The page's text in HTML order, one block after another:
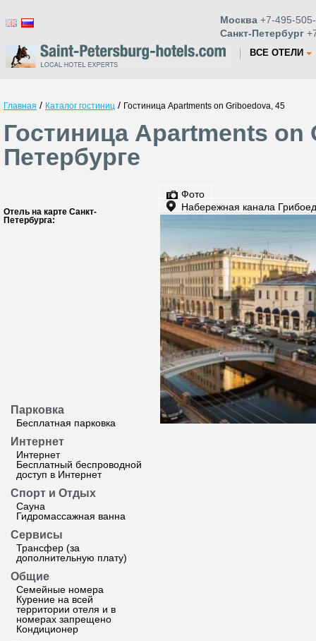
Москва +7-495-
Санкт-Петербург
ВСЕ ОТЕЛИ
Главная / Каталог гостиниц / Гостиница Apartments on Griboedova, 45
Гостиница Apartments on
Петербурге
Отель на карте Санкт-
Петербурга:
Парковка
Бесплатная парковка
Интернет
Интернет
Бесплатный беспроводной
доступ в Интернет
Спорт и Отдых
Сауна
Гидромассажная ванна
Сервисы
Трансфер (за
дополнительную плату)
Общие
Семейные номера
Курение на всей
территории отеля и в
номерах запрещено
Кондиционер
Фото
Набережная канала